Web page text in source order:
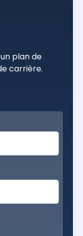
plan de
carrière.